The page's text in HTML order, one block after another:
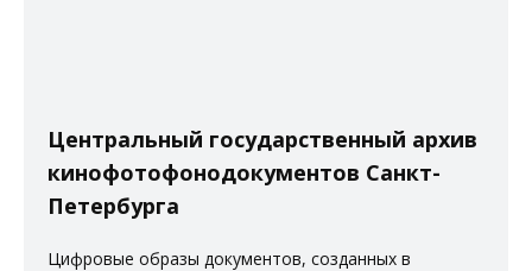
Центральный государственный архив
кинофотофонодокументов Санкт-
Петербурга
Цифровые образы документов, созданных в